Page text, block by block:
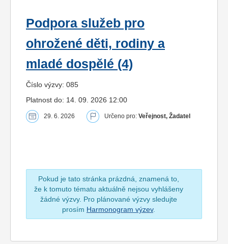
Podpora služeb pro
ohrožené děti, rodiny a
mladé dospělé (4)
Číslo výzvy: 085
Platnost do: 14. 09. 2026 12:00
29. 6. 2026 Určeno pro: Veřejnost, Žadatel
Pokud je tato stránka prázdná, znamená to,
že k tomuto tématu aktuálně nejsou vyhlášeny
žádné výzvy. Pro plánované výzvy sledujte
prosím Harmonogram výzev.